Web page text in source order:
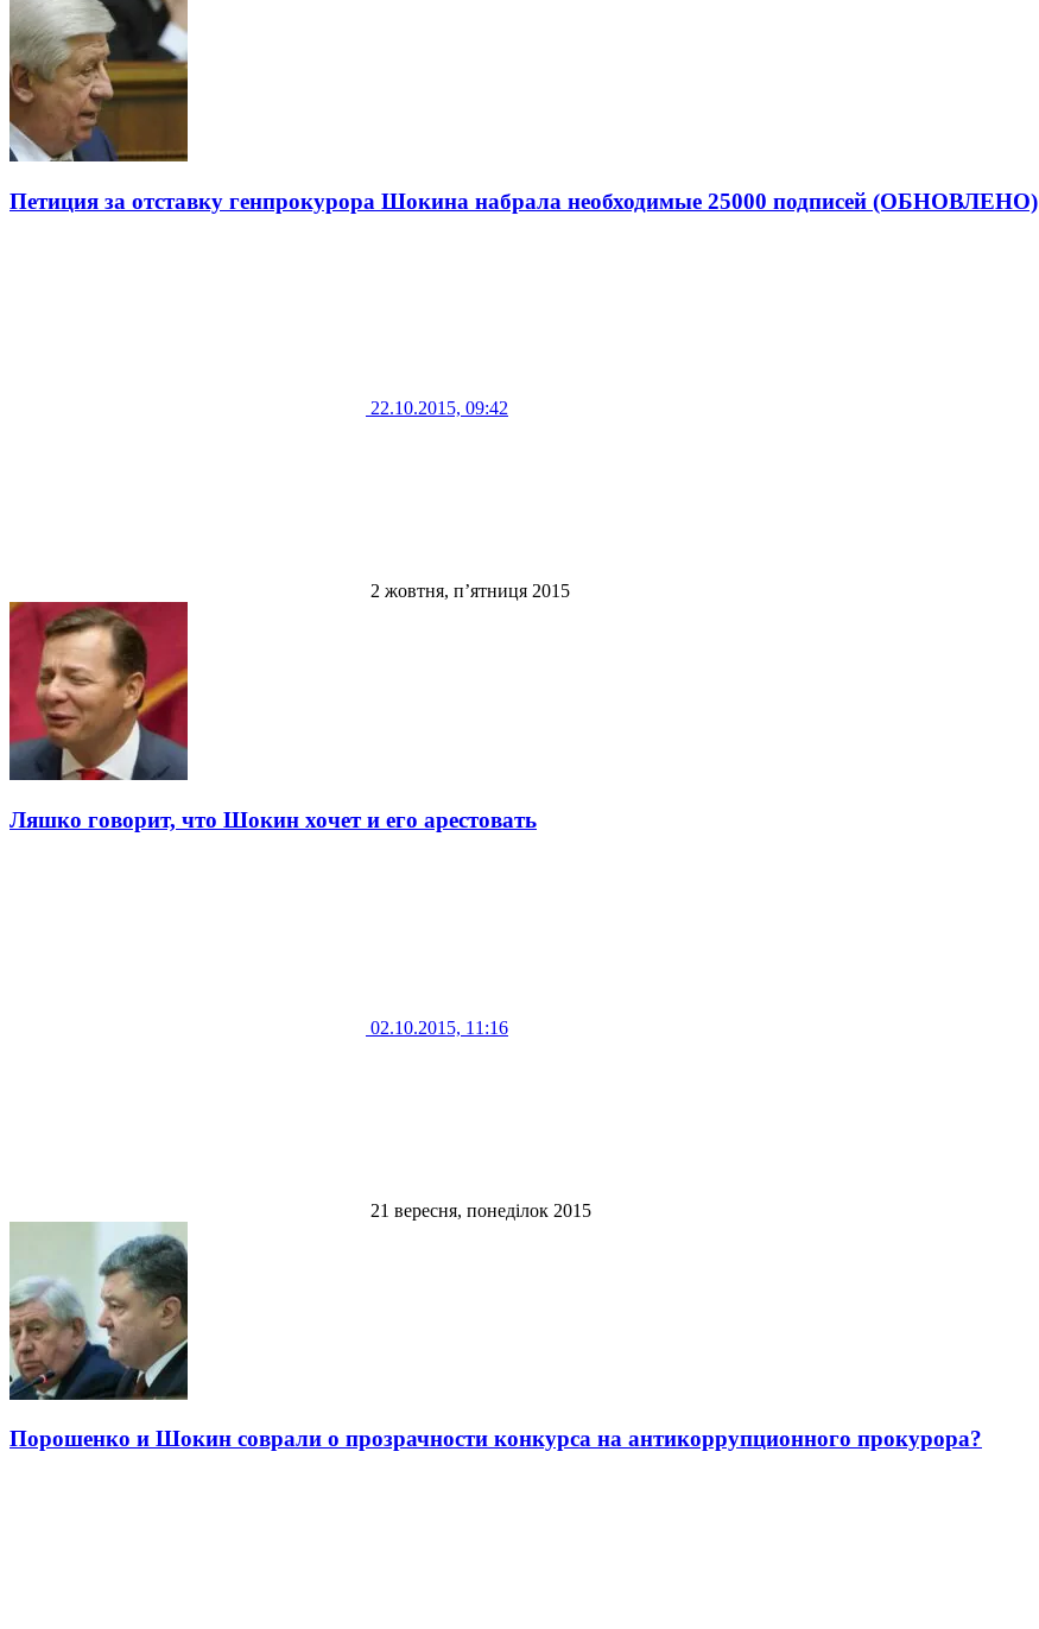
Петиция за отставку генпрокурора Шокина набрала необходимые 25000 подписей (ОБНОВЛЕНО)
22.10.2015, 09:42
2 жовтня, п’ятниця 2015
Ляшко говорит, что Шокин хочет и его арестовать
02.10.2015, 11:16
21 вересня, понеділок 2015
Порошенко и Шокин соврали о прозрачности конкурса на антикоррупционного прокурора?